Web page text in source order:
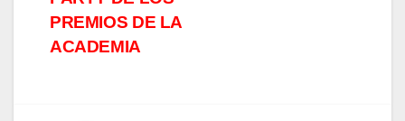
PREMIOS DE LA
ACADEMIA